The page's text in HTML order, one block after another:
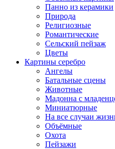
Панно из керамики
Природа
Религиозные
Романтические
Сельский пейзаж
Цветы
Картины серебро
Ангелы
Батальные сцены
Животные
Мадонна с
Миниатюрные
На все случаи
Объёмные
Охота
Пейзажи